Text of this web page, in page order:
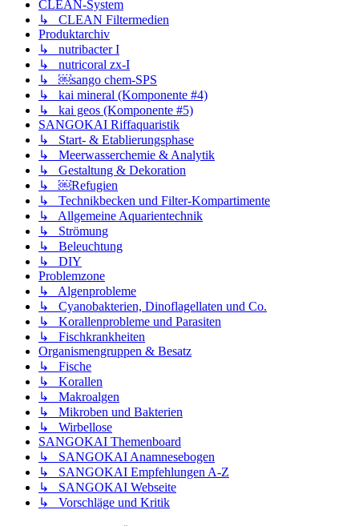
CLEAN-System
↳ CLEAN Filtermedien
Produktarchiv
↳ nutribacter I
↳ nutricoral zx-I
↳ ￼sango chem-SPS
↳ kai mineral (Komponente #4)
↳ kai geos (Komponente #5)
SANGOKAI Riffaquaristik
↳ Start- & Etablierungsphase
↳ Meerwasserchemie & Analytik
↳ Gestaltung & Dekoration
↳ ￼Refugien
↳ Technikbecken und Filter-Kompartimente
↳ Allgemeine Aquarientechnik
↳ Strömung
↳ Beleuchtung
↳ DIY
Problemzone
↳ Algenprobleme
↳ Cyanobakterien, Dinoflagellaten und Co.
↳ Korallenprobleme und Parasiten
↳ Fischkrankheiten
Organismengruppen & Besatz
↳ Fische
↳ Korallen
↳ Makroalgen
↳ Mikroben und Bakterien
↳ Wirbellose
SANGOKAI Themenboard
↳ SANGOKAI Anamnesebogen
↳ SANGOKAI Empfehlungen A-Z
↳ SANGOKAI Webseite
↳ Vorschläge und Kritik